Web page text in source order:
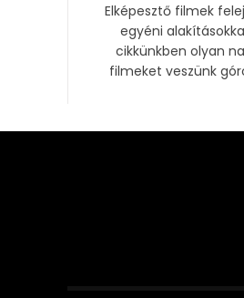
Elképesztő filmek
egyéni
cikkünkben olyan
filmeket veszünk